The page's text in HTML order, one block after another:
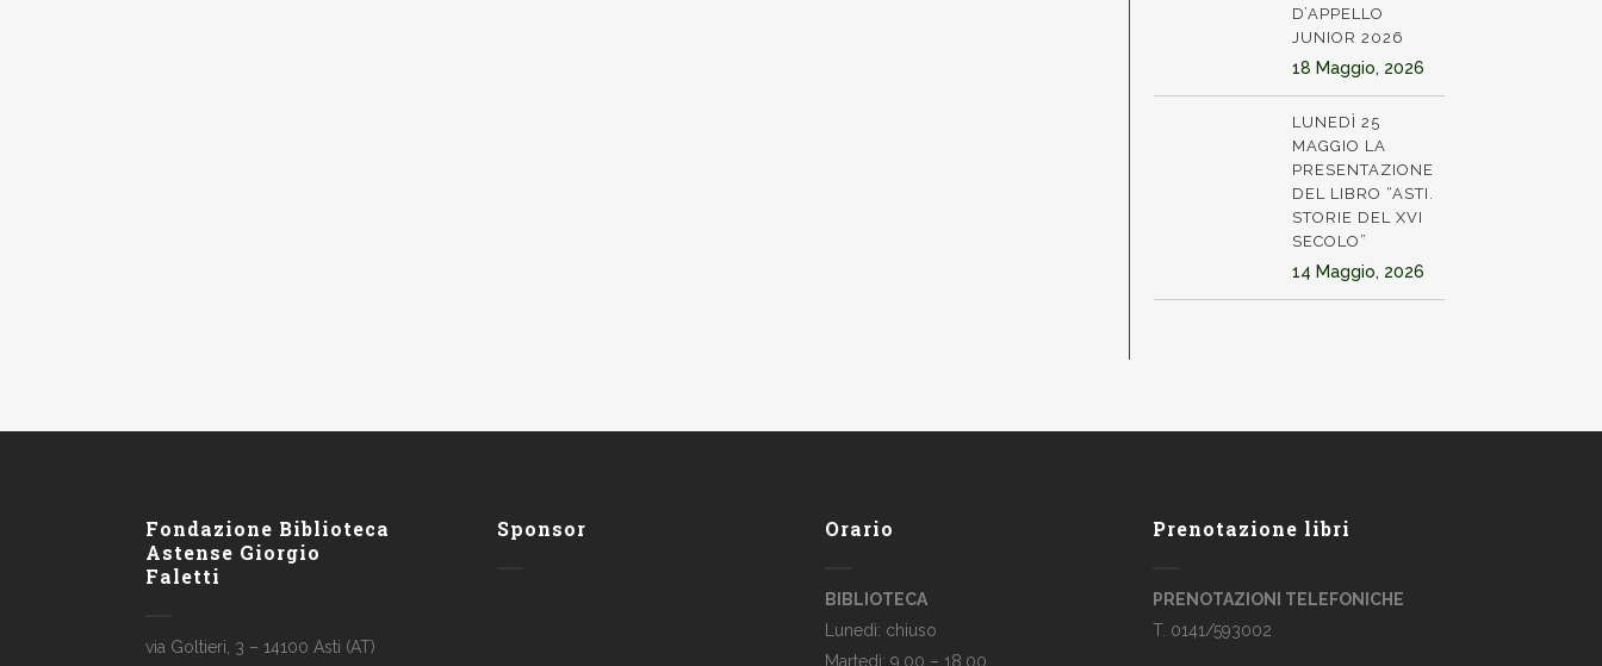
D’APPELLO
JUNIOR 2026
18 Maggio, 2026
LUNEDÌ 25
MAGGIO LA
PRESENTAZIONE
DEL LIBRO “ASTI.
STORIE DEL XVI
SECOLO”
14 Maggio, 2026
Fondazione Biblioteca
Astense Giorgio
Faletti
via Goltieri, 3 – 14100 Asti (AT)
Sponsor Orario
BIBLIOTECA
Lunedì: chiuso
Martedì: 9.00 – 18.00
Prenotazione libri
PRENOTAZIONI TELEFONICHE
T. 0141/593002